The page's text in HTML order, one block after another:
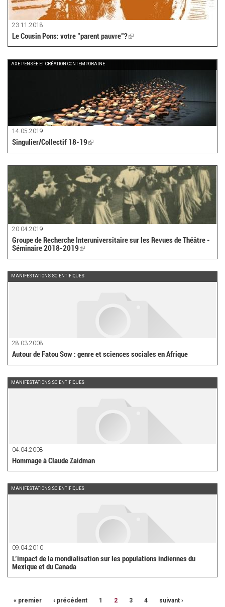
23.11.2018
Le Cousin Pons: votre "parent pauvre"?(link
is
AXE PENSÉE ET CRÉATION CONTEMPORAINE
14.05.2019
Singulier/Collectif 18-19(link
20.04.2019
Groupe de Recherche Interuniversitaire sur les Revues de Théâtre -
Séminaire 2018-2019(link
MANIFESTATIONS SCIENTIFIQUES
28.03.2008
Autour de Fatou Sow : genre et sciences sociales en Afrique
MANIFESTATIONS SCIENTIFIQUES
04.04.2008
Hommage à Claude Zaidman
MANIFESTATIONS SCIENTIFIQUES
09.04.2010
L’impact de la mondialisation sur les populations indiennes du
Mexique et du Canada
« premier ‹ précédent 1 2 3 4 suivant ›